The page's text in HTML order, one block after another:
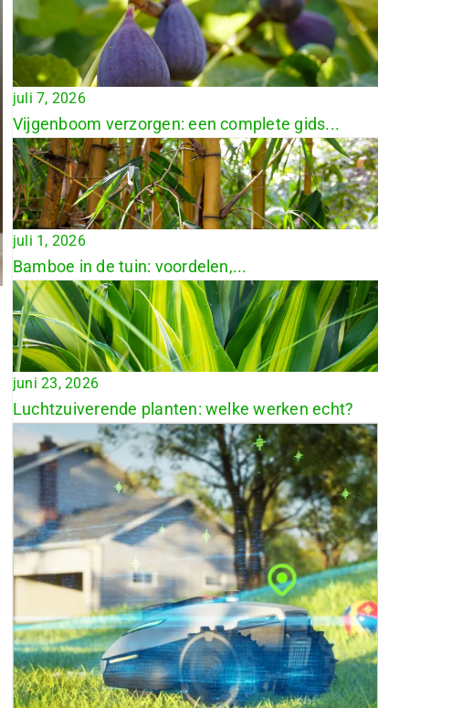
juli 7, 2026
Vijgenboom verzorgen: een complete gids...
juli 1, 2026
Bamboe in de tuin: voordelen,...
juni 23, 2026
Luchtzuiverende planten: welke werken echt?